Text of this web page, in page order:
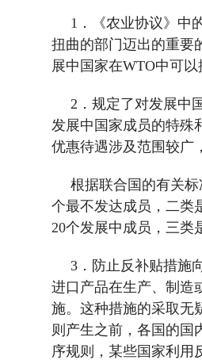
1 ．《农业协议》中
扭曲的部门迈出的重要
展中国家在WTO中可
2 ．规定了对发展中
发展中国家成员的特殊
优惠待遇涉及范围较广
根据联合国的有关
个最不发达成员，二类
20个发展中成员，三类
3 ．防止反补贴措施
进口产品在生产、制造
施。这种措施的采取无
则产生之前，各国的国
序规则，某些国家利用